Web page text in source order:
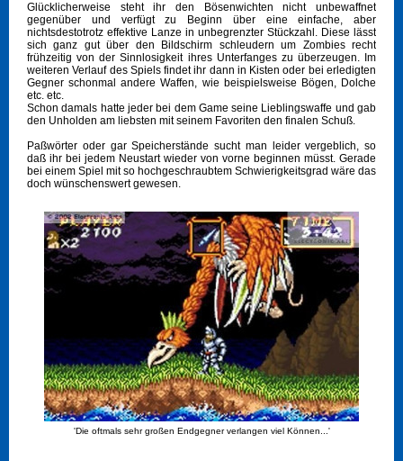
Glücklicherweise steht ihr den Bösenwichten nicht unbewaffnet
gegenüber und verfügt zu Beginn über eine einfache, aber
nichtsdestotrotz effektive Lanze in unbegrenzter Stückzahl. Diese lässt
sich ganz gut über den Bildschirm schleudern um Zombies recht
frühzeitig von der Sinnlosigkeit ihres Unterfanges zu überzeugen. Im
weiteren Verlauf des Spiels findet ihr dann in Kisten oder bei erledigten
Gegner schonmal andere Waffen, wie beispielsweise Bögen, Dolche
etc. etc.
Schon damals hatte jeder bei dem Game seine Lieblingswaffe und gab
den Unholden am liebsten mit seinem Favoriten den finalen Schuß.
Paßwörter oder gar Speicherstände sucht man leider vergeblich, so
daß ihr bei jedem Neustart wieder von vorne beginnen müsst. Gerade
bei einem Spiel mit so hochgeschraubtem Schwierigkeitsgrad wäre das
doch wünschenswert gewesen.
'Die oftmals sehr großen Endgegner verlangen viel Können...'